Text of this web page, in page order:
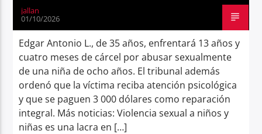
jallan
01/10/2026
Edgar Antonio L., de 35 años, enfrentará 13 años y
cuatro meses de cárcel por abusar sexualmente
de una niña de ocho años. El tribunal además
ordenó que la víctima reciba atención psicológica
y que se paguen 3 000 dólares como reparación
integral. Más noticias: Violencia sexual a niños y
niñas es una lacra en […]